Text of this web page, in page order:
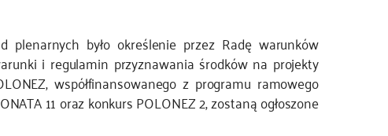
było określenie przez Radę warunków
i regulamin przyznawania środków na projekty
współfinansowanego z programu ramowego
11 oraz konkurs POLONEZ 2, zostaną ogłoszone